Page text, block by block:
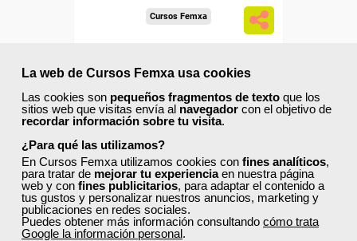
La web de Cursos Femxa usa cookies
Las cookies son pequeños fragmentos de texto que los
sitios web que visitas envía al navegador con el objetivo de
recordar información sobre tu visita.
¿Para qué las utilizamos?
En Cursos Femxa utilizamos cookies con fines analíticos,
para tratar de mejorar tu experienciaen nuestra página
web y con fines publicitarios, para adaptar el contenido a
tus gustos y personalizar nuestros anuncios, marketing y
publicaciones en redes sociales.
Puedes obtener más información consultando cómo trata
Google la información personal.
Cursos Femxa
gestión eficaz de equipos
Curso Gratuito
Online (toda España)
Matrícula cerrada
2